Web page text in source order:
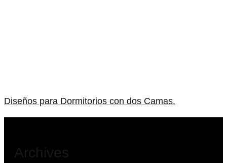
Diseños para Dormitorios con dos Camas.
Archives